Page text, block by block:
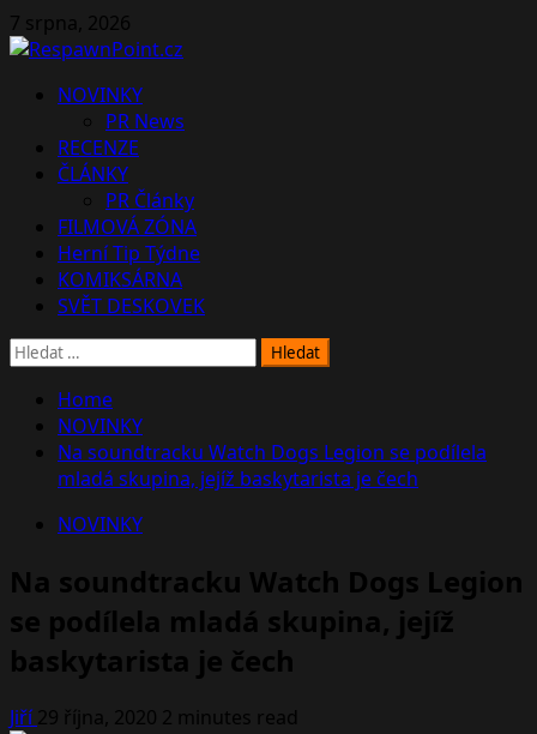
Skip
to
7 srpna, 2026
PrimaryNOVINKY
PR News
RECENZE
ČLÁNKY
PR Články
FILMOVÁ ZÓNA
Herní Tip Týdne
KOMIKSÁRNA
SVĚT DESKOVEK
Vyhledávání
Home
NOVINKY
Na soundtracku Watch Dogs Legion se podílela
mladá skupina, jejíž baskytarista je čech
NOVINKY
Na soundtracku Watch Dogs Legion
se podílela mladá skupina, jejíž
baskytarista je čech
Jiří29 října, 2020 2 minutes read